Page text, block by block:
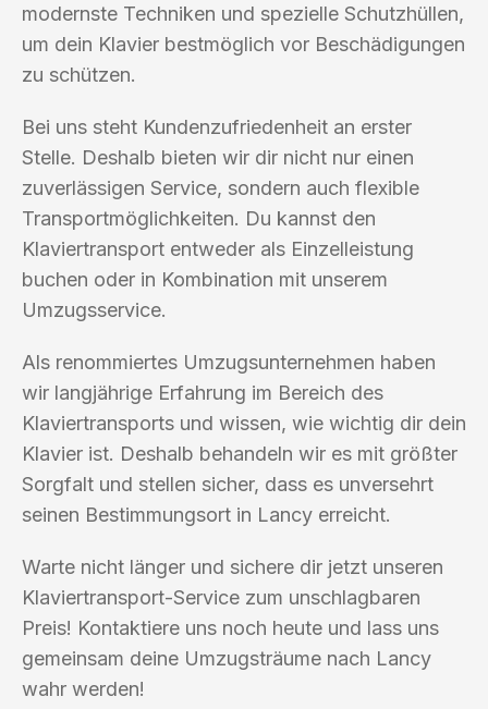
modernste Techniken und spezielle Schutzhüllen,
um dein Klavier bestmöglich vor Beschädigungen
zu schützen.
Bei uns steht Kundenzufriedenheit an erster
Stelle. Deshalb bieten wir dir nicht nur einen
zuverlässigen Service, sondern auch flexible
Transportmöglichkeiten. Du kannst den
Klaviertransport entweder als Einzelleistung
buchen oder in Kombination mit unserem
Umzugsservice.
Als renommiertes Umzugsunternehmen haben
wir langjährige Erfahrung im Bereich des
Klaviertransports und wissen, wie wichtig dir dein
Klavier ist. Deshalb behandeln wir es mit größter
Sorgfalt und stellen sicher, dass es unversehrt
seinen Bestimmungsort in Lancy erreicht.
Warte nicht länger und sichere dir jetzt unseren
Klaviertransport-Service zum unschlagbaren
Preis! Kontaktiere uns noch heute und lass uns
gemeinsam deine Umzugsträume nach Lancy
wahr werden!